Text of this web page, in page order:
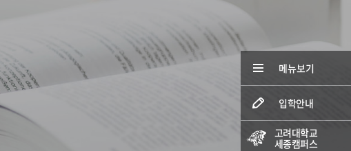
메뉴보기
입학안내
고려대학교
세종캠퍼스